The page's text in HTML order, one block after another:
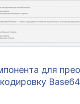
для